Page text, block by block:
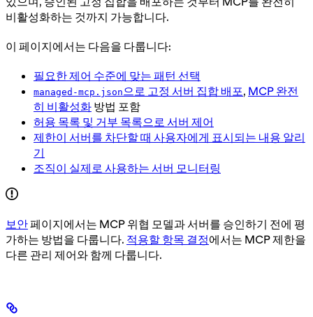
비활성화하는 것까지 가능합니다.
이 페이지에서는 다음을 다룹니다:
필요한 제어 수준에 맞는 패턴 선택
managed-mcp.json 으로 고정 서버 집합 배포, MCP 완전
히 비활성화 방법 포함
허용 목록 및 거부 목록으로 서버 제어
제한이 서버를 차단할 때 사용자에게 표시되는 내용 알리
기
조직이 실제로 사용하는 서버 모니터링
보안페이지에서는 MCP 위협 모델과 서버를 승인하기 전에 평
가하는 방법을 다룹니다. 적용할 항목 결정에서는 MCP 제한을
다른 관리 제어와 함께 다룹니다.